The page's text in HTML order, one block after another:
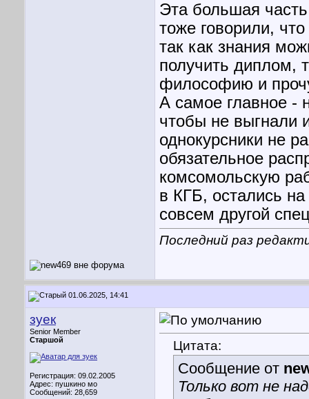
Эта большая
тоже говорили,
так как знания
получить диплом,
философию и
А самое главное -
чтобы не выгнали
однокурсники не
обязательное
комсомольскую
в КГБ, остались
совсем другой
Последний раз
01.06.2025, 14:41
зуек
Senior Member
Старшой
Регистрация: 09.02.2005
Адрес: пушкино мо
Сообщений: 28,659
Цитата:
Сообщение от
Только вот не